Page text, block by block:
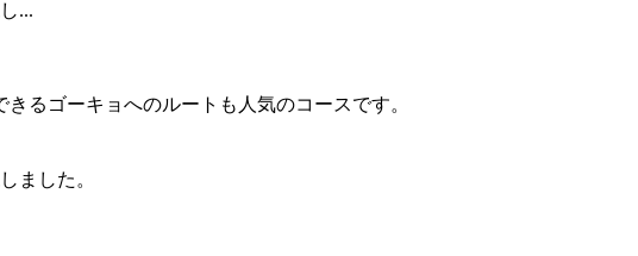
...
るゴーキョへのルートも人気のコースです。
ました。